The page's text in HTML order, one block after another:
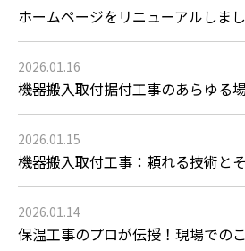
ホームページをリニューアルしまし
2026.01.16
機器搬入取付据付工事のあらゆる
2026.01.15
機器搬入取付工事：頼れる技術と
2026.01.14
保温工事のプロが伝授！現場での